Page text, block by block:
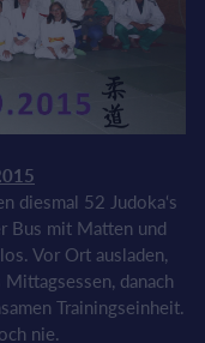
diesmal 52 Judoka‘s
Bus mit Matten und
Vor Ort ausladen,
danach
Trainingseinheit.
nie.